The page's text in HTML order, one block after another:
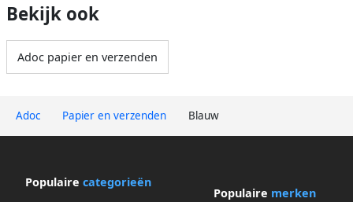
Adoc Papier en verzenden Blauw
Bekijk ook
Adoc papier en verzenden
Populaire categorieën
Populaire merken